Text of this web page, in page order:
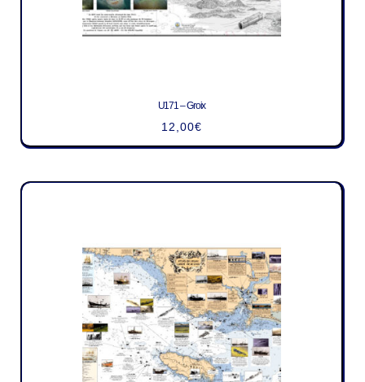
U171 – Groix
12,00€